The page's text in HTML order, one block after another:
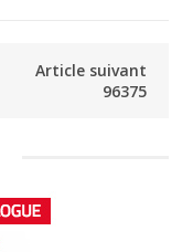
Article suivant
96375